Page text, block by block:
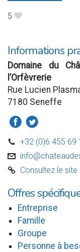
5 B
Informations
Domaine du
l’Orfèvrerie
Rue Lucien
7180 Seneffe
a b
D +32 (0)6 455 69
v
C Consultez le site
Offres
Entreprise
Famille
Groupe
Personne à